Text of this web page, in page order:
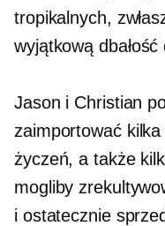
tropikalnych,
wyjątkową
Jason i Christian
zaimportować
życzeń, a także
mogliby
i ostatecznie